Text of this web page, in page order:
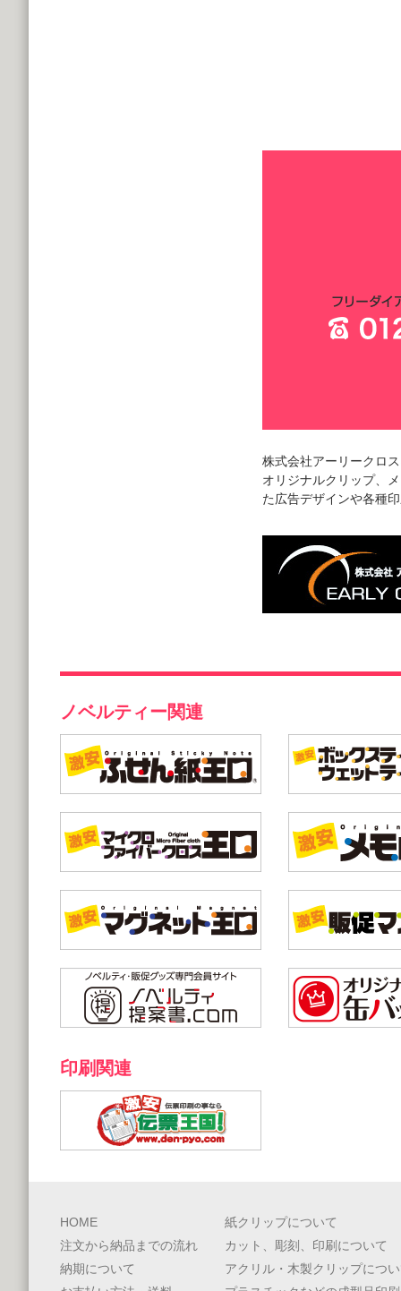
株式会社アーリークロ
オリジナルクリップ、
た広告デザインや各種
ノベルティー関連
印刷関連
HOME
注文から納品までの流れ
納期について
紙クリップについて
カット、彫刻、印刷について
アクリル・木製クリップにつ